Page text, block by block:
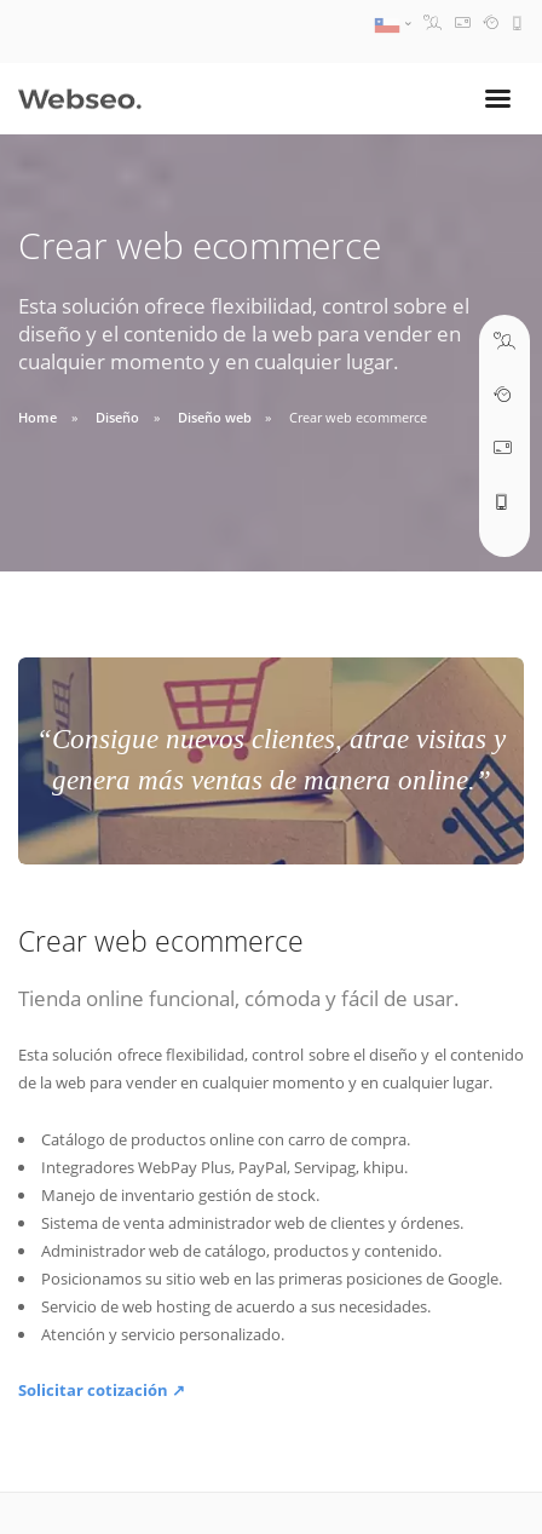
Crear web ecommerce
Esta solución ofrece flexibilidad, control sobre el
diseño y el contenido de la web para vender en
cualquier momento y en cualquier lugar.
Home Diseño Diseño web Crear web ecommerce
“Consigue nuevos clientes, atrae visitas y
genera más ventas de manera online.”
Crear web ecommerce
Tienda online funcional, cómoda y fácil de usar.
Esta solución ofrece flexibilidad, control sobre el diseño y el contenido
de la web para vender en cualquier momento y en cualquier lugar.
Catálogo de productos online con carro de compra.
Integradores WebPay Plus, PayPal, Servipag, khipu.
Manejo de inventario gestión de stock.
Sistema de venta administrador web de clientes y órdenes.
Administrador web de catálogo, productos y contenido.
Posicionamos su sitio web en las primeras posiciones de Google.
Servicio de web hosting de acuerdo a sus necesidades.
Atención y servicio personalizado.
Solicitar cotización ↗
09:30 AM A 18:30 PM
soporte@webseo.cl
ABRIR TICKET